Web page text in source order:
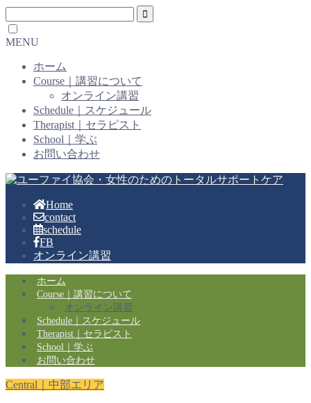
MENU
ホーム
Course｜講習について
オンライン講習
Schedule｜スケジュール
Therapist｜セラピスト
School｜学ぶ
お問い合わせ
Home
contact
schedule
FB
オンライン講習
ホーム
Course｜講習について
オンライン講習
Schedule｜スケジュール
Therapist｜セラピスト
School｜学ぶ
お問い合わせ
Central｜中部エリア